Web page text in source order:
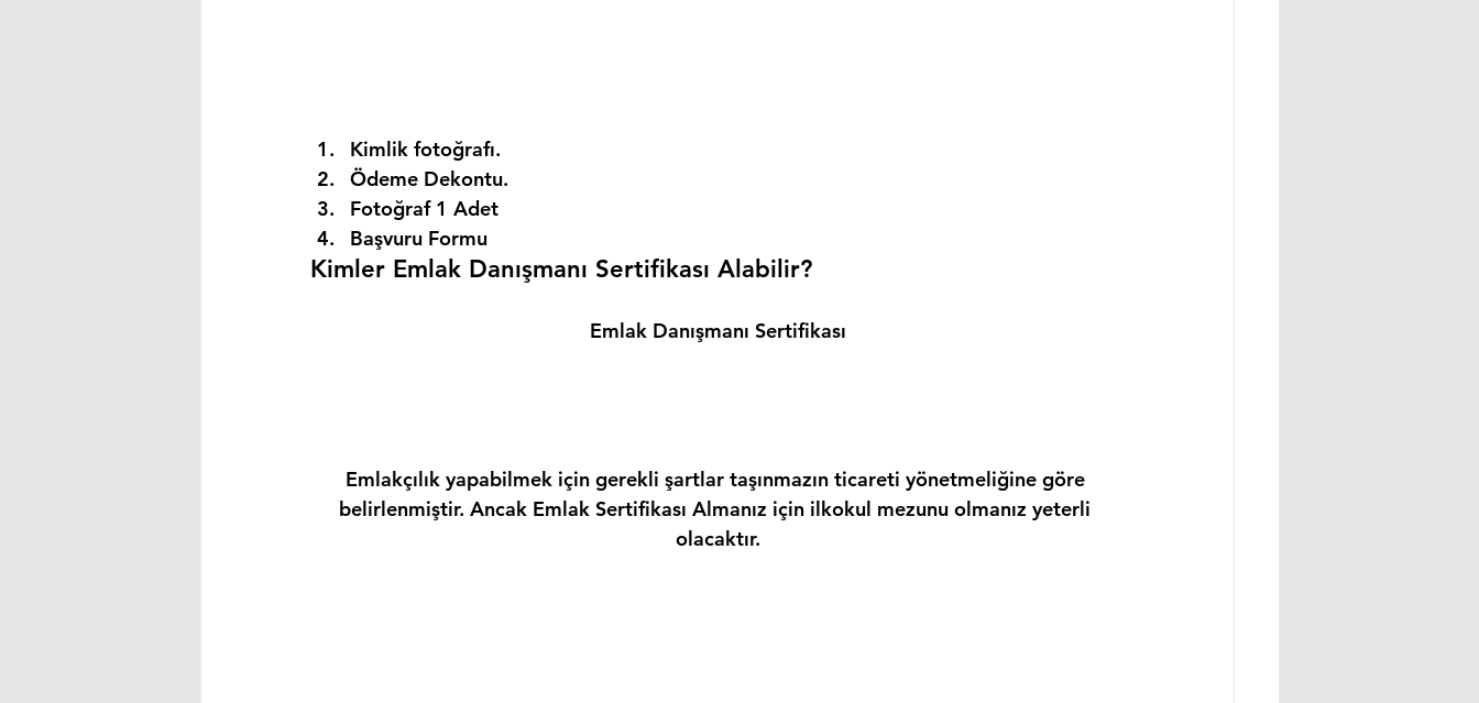
Kimlik fotoğrafı.
Ödeme Dekontu.
Fotoğraf 1 Adet
Başvuru Formu
Kimler Emlak Danışmanı Sertifikası Alabilir?
Emlak Danışmanı Sertifikası
Emlakçılık yapabilmek için gerekli şartlar taşınmazın ticareti yönetmeliğine göre
belirlenmiştir. Ancak Emlak Sertifikası Almanız için ilkokul mezunu olmanız yeterli
olacaktır.